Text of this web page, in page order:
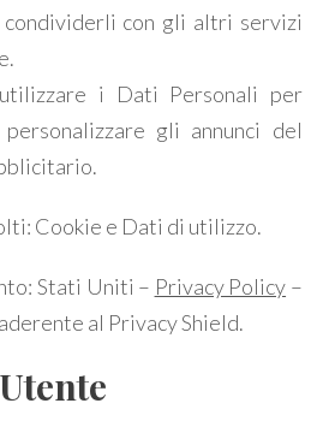
con gli altri servizi
i Dati Personali per
gli annunci del
Cookie e Dati di utilizzo.
Stati Uniti – Privacy Policy –
al Privacy Shield.